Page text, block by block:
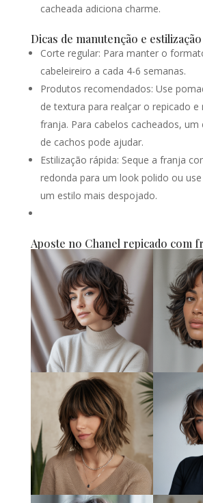
cacheada adiciona charme.
Dicas de manutenção e estilização
Corte regular: Para manter o
cabeleireiro a cada 4-6 semanas.
Produtos recomendados: Use
de textura para realçar o repicado e
franja. Para cabelos cacheados,
de cachos pode ajudar.
Estilização rápida: Seque a franja
redonda para um look polido ou
um estilo mais despojado.
Aposte no Chanel repicado com